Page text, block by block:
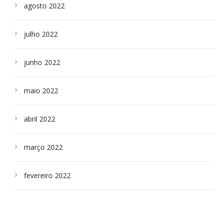
agosto 2022
julho 2022
junho 2022
maio 2022
abril 2022
março 2022
fevereiro 2022